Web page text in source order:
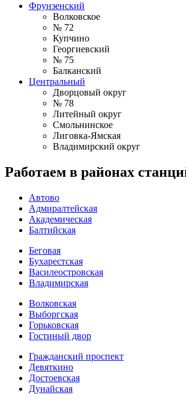
Фрунзенский
Волковское
№ 72
Купчино
Георгиевский
№ 75
Балканский
Центральный
Дворцовый округ
№ 78
Литейный округ
Смольнинское
Лиговка-Ямская
Владимирский округ
Работаем в районах
Автово
Адмиралтейская
Академическая
Балтийская
Беговая
Бухарестская
Василеостровская
Владимирская
Волковская
Выборгская
Горьковская
Гостиный двор
Гражданский проспект
Девяткино
Достоевская
Дунайская